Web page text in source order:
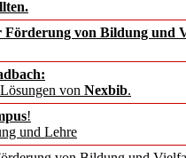
Förderung von Bildung und
von Nexbib.
!
und Lehre
–